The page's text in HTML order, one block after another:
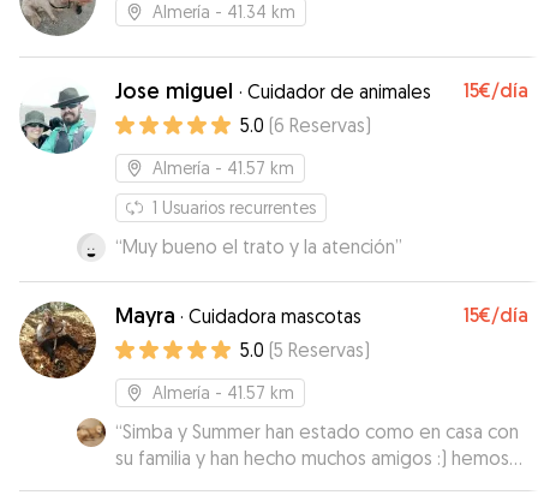
Almería - 41.34 km
Jose miguel · Cuidador de animales 15€/día
5.0 (6 Reservas)
Almería - 41.57 km
1 Usuarios recurrentes
“Muy bueno el trato y la atención”
Mayra · Cuidadora mascotas 15€/día
5.0 (5 Reservas)
Almería - 41.57 km
“Simba y Summer han estado como en casa con
su familia y han hecho muchos amigos :) hemos
tenido muchas fotos y vídeos! Gracias!”